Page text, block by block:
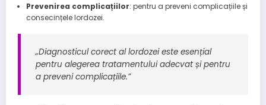
Prevenirea complicațiilor: pentru a preveni complicațiile și
consecințele lordozei.
„Diagnosticul corect al lordozei este esențial
pentru alegerea tratamentului adecvat și pentru
a preveni complicațiile.”